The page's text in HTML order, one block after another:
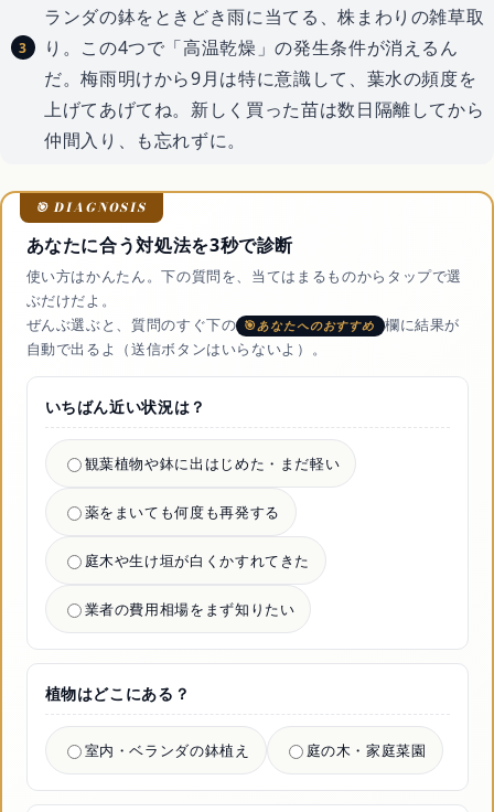
ランダの鉢をときどき雨に当てる、株まわりの雑草取
り。この4つで「高温乾燥」の発生条件が消えるん
だ。梅雨明けから9月は特に意識して、葉水の頻度を
上げてあげてね。新しく買った苗は数日隔離してから
仲間入り、も忘れずに。
あなたに合う対処法を3秒で診断
使い方はかんたん。下の質問を、当てはまるものからタップで選
ぶだけだよ。
ぜんぶ選ぶと、質問のすぐ下の
あなたへのおすすめ
欄に結果が
自動で出るよ（送信ボタンはいらないよ）。
いちばん近い状況は？
観葉植物や鉢に出はじめた・まだ軽い
薬をまいても何度も再発する
庭木や生け垣が白くかすれてきた
業者の費用相場をまず知りたい
植物はどこにある？
室内・ベランダの鉢植え 庭の木・家庭菜園